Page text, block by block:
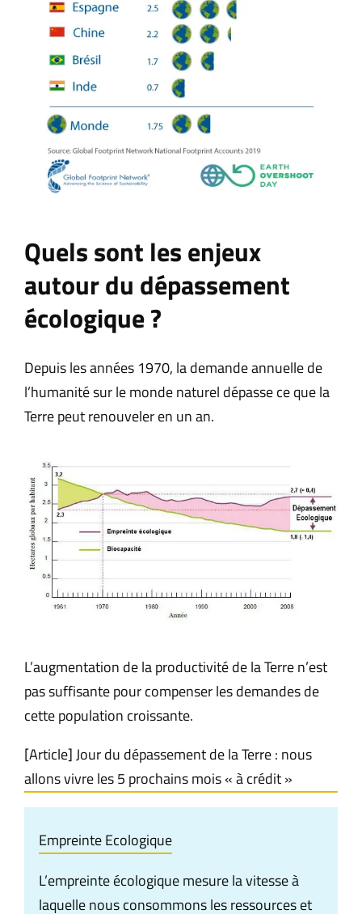
Quels sont les enjeux
autour du dépassement
écologique ?
Depuis les années 1970, la demande annuelle de
l’humanité sur le monde naturel dépasse ce que la
Terre peut renouveler en un an.
L’augmentation de la productivité de la Terre n’est
pas suffisante pour compenser les demandes de
cette population croissante.
[Article] Jour du dépassement de la Terre : nous
allons vivre les 5 prochains mois « à crédit »
Empreinte Ecologique
L’empreinte écologique mesure la vitesse à
laquelle nous consommons les ressources et